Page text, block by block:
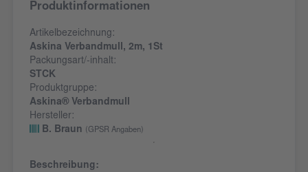
Produktinformationen
Artikelbezeichnung:
Askina Verbandmull, 2m, 1St
Packungsart/-inhalt:
STCK
Produktgruppe:
Askina® Verbandmull
Hersteller:
B. Braun
(GPSR Angaben)
Beschreibung: